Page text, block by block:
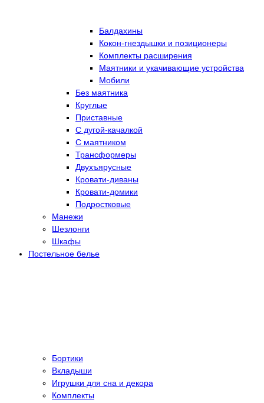
Балдахины
Кокон-гнездышки и позиционеры
Комплекты расширения
Маятники и укачивающие устройства
Мобили
Без маятника
Круглые
Приставные
С дугой-качалкой
С маятником
Трансформеры
Двухъярусные
Кровати-диваны
Кровати-домики
Подростковые
Манежи
Шезлонги
Шкафы
Постельное белье
Бортики
Вкладыши
Игрушки для сна и декора
Комплекты